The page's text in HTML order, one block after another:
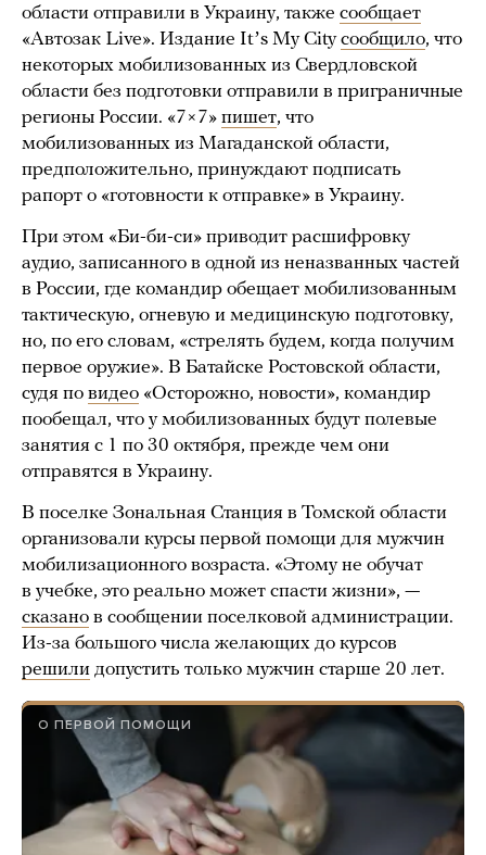
области отправили в Украину, также сообщает
«Автозак Live». Издание Itʼs My Cityсообщило, что
некоторых мобилизованных из Свердловской
области без подготовки отправили в приграничные
регионы России. «7×7» пишет, что
мобилизованных из Магаданской области,
предположительно, принуждают подписать
рапорт о «готовности к отправке» в Украину.
При этом «Би-би-си» приводит расшифровку
аудио, записанного в одной из неназванных частей
в России, где командир обещает мобилизованным
тактическую, огневую и медицинскую подготовку,
но, по его словам, «стрелять будем, когда получим
первое оружие». В Батайске Ростовской области,
судя по видео «Осторожно, новости», командир
пообещал, что у мобилизованных будут полевые
занятия с 1 по 30 октября, прежде чем они
отправятся в Украину.
В поселке Зональная Станция в Томской области
организовали курсы первой помощи для мужчин
мобилизационного возраста. «Этому не обучат
в учебке, это реально может спасти жизни», —
сказано в сообщении поселковой администрации.
Из-за большого числа желающих до курсов
решили допустить только мужчин старше 20 лет.
О ПЕРВОЙ ПОМОЩИ